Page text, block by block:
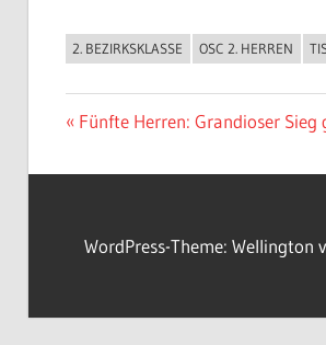
ALLGEMEIN
2. BEZIRKSKLASSE OSC 2. HERREN
Beitragsnavigation
Vorheriger
Fünfte Herren: Grandioser Sieg
WordPress-Theme: Wellington